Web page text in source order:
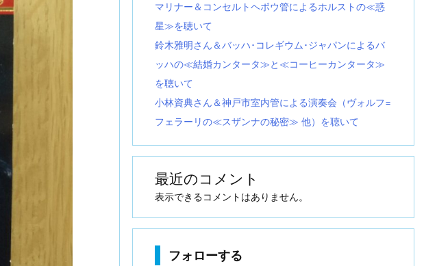
マリナー＆コンセルトヘボウ管によるホルストの≪惑
星≫を聴いて
鈴木雅明さん＆バッハ･コレギウム･ジャパンによるバ
ッハの≪結婚カンタータ≫と≪コーヒーカンタータ≫
を聴いて
小林資典さん＆神戸市室内管による演奏会（ヴォルフ=
フェラーリの≪スザンナの秘密≫ 他）を聴いて
最近のコメント
表示できるコメントはありません。
フォローする